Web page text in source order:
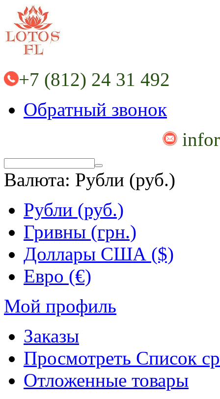
+7 (812) 24 31 492
Обратный звонок
Валюта: Рубли (руб.)
Рубли (руб.)
Гривны (грн.)
Доллары США ($)
Евро (€)
Мой профиль
Заказы
Просмотреть Список
Отложенные товары